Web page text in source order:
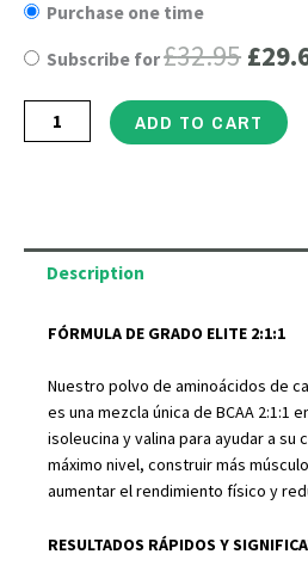
Purchase one time
Subscribe for£32.95 was:
£
polvo
-
desarrollo
muscular
con
aminoácidos,
ADD TO CART
Description
FÓRMULA DE GRADO ELITE 2:1:1
Nuestro polvo de aminoácidos de
es una mezcla única de BCAA 2:1:1
isoleucina y valina para ayudar a su
máximo nivel, construir más
aumentar el rendimiento físico y
RESULTADOS RÁPIDOS Y